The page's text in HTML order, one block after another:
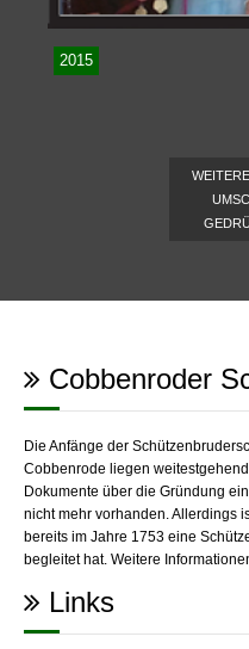
2015
Cobbenroder
Die Anfänge der
Cobbenrode liegen
Dokumente über die Gründung
nicht mehr vorhanden. Allerdings
bereits im Jahre 1753 eine
begleitet hat. Weitere
Links